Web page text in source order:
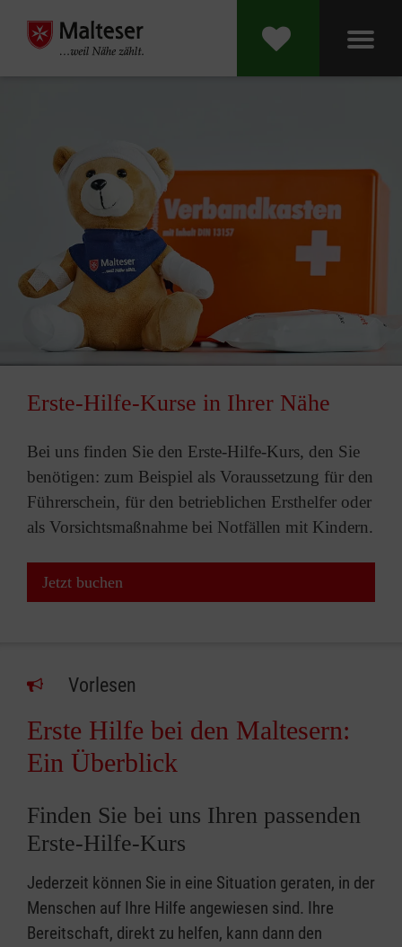
Erste-Hilfe-Kurse in Ihrer Nähe
Bei uns finden Sie den Erste-Hilfe-Kurs, den Sie
benötigen: zum Beispiel als Voraussetzung für den
Führerschein, für den betrieblichen Ersthelfer oder
als Vorsichtsmaßnahme bei Notfällen mit Kindern.
Jetzt buchen
Vorlesen
Erste Hilfe bei den Maltesern:
Ein Überblick
Finden Sie bei uns Ihren passenden
Erste-Hilfe-Kurs
Jederzeit können Sie in eine Situation geraten, in der
Menschen auf Ihre Hilfe angewiesen sind. Ihre
Bereitschaft, direkt zu helfen, kann dann den